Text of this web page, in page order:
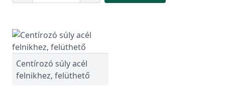
Centírozó súly acél
felnikhez, felüthető